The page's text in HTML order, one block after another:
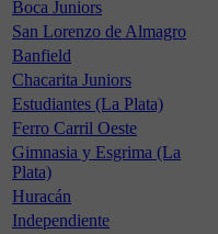
Boca Juniors
San Lorenzo de Almagro
Banfield
Chacarita Juniors
Estudiantes (La Plata)
Ferro Carril Oeste
Gimnasia y Esgrima (La
Plata)
Huracán
Independiente